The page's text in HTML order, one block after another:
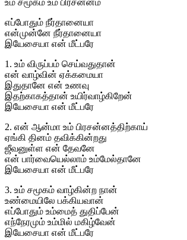
உம் சமூகம் உம் பிரசன்னம்
எப்போதும் நீர்தானையா
என்முன்னே நீர்தானையா
இயேசையா என் மீட்பரே
1. உம் விருப்பம் செய்வதுதான்
என் வாழ்வின் ஏக்கமையா
இதுதானே என் உணவு
இதற்காகத்தான் உயிர்வாழ்கிறேன்
இயேசையா என் மீட்பரே
2. என் ஆன்மா உம் பிரசன்னத்திற்காய்
ஏங்கி தினம் தவிக்கின்றது
ஜீவனுள்ள என் தேவனே
என் பார்வையெல்லாம் உம்மேல்தானே
இயேசையா என் மீட்பரே
3. உம் சமூகம் வாழ்கின்ற நான்
உண்மையிலே பக்கியவான்
எப்போதும் உம்மைத் துதிப்பேன்
எந்நேரமும் உம்மில் மகிழ்வேன்
இயேசையா என் மீட்பரே